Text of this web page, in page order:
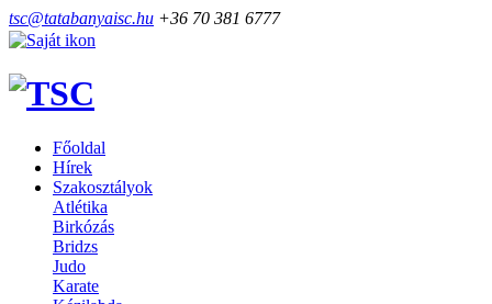
tsc@tatabanyaisc.hu +36 70 381 6777
Főoldal
Hírek
Szakosztályok
Atlétika
Birkózás
Bridzs
Judo
Karate